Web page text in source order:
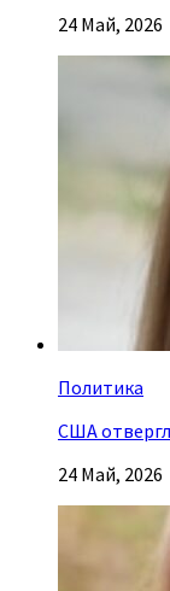
24 Май, 2026
Политика
США
24 Май, 2026